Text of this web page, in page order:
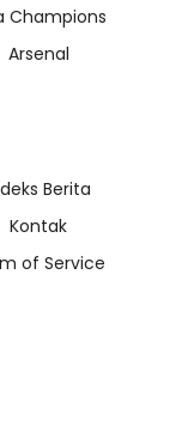
Champions
Arsenal
Berita
Kontak
of Service